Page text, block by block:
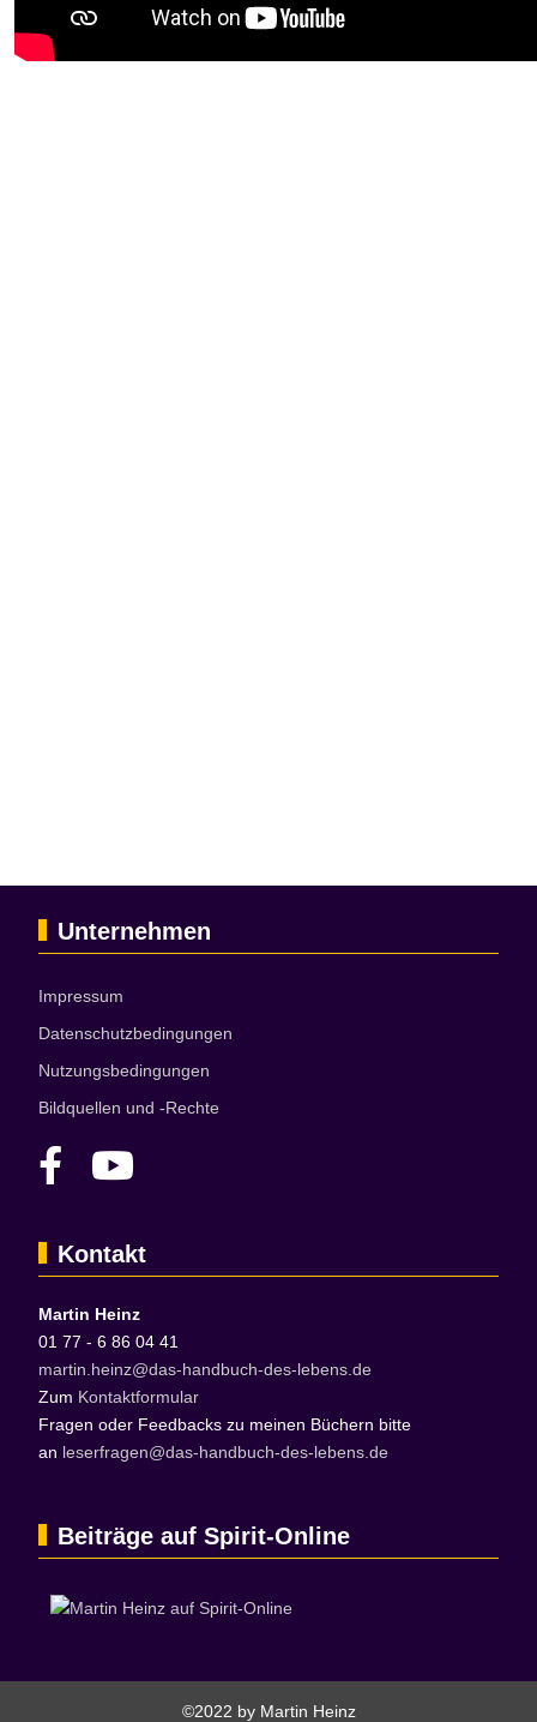
Unternehmen
Impressum
Datenschutzbedingungen
Nutzungsbedingungen
Bildquellen und -Rechte
Kontakt
Martin Heinz
01 77 - 6 86 04 41
martin.heinz@das-handbuch-des-lebens.de
Zum Kontaktformular
Fragen oder Feedbacks zu meinen Büchern bitte
an leserfragen@das-handbuch-des-lebens.de
Beiträge auf Spirit-Online
©2022 by Martin Heinz